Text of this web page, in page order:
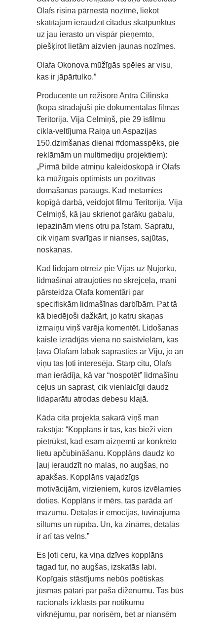
Olafs risina pārnestā nozīmē, liekot
skatītājam ieraudzīt citādus skatpunktus
uz jau ierasto un vispār pieņemto,
piešķirot lietām aizvien jaunas nozīmes.
Olafa Okonova mūžīgās spēles ar visu,
kas ir jāpārtulko.”
Producente un režisore Antra Cilinska
(kopā strādājuši pie dokumentālās filmas
Teritorija. Vija Celmiņš, pie 29 īsfilmu
cikla-veltījuma Raiņa un Aspazijas
150.dzimšanas dienai #domasspēks, pie
reklāmām un multimediju projektiem):
„Pirmā bilde atmiņu kaleidoskopā ir Olafs
kā mūžīgais optimists un pozitīvās
domāšanas paraugs. Kad metāmies
kopīgā darbā, veidojot filmu Teritorija. Vija
Celmiņš, kā jau skrienot garāku gabalu,
iepazinām viens otru pa īstam. Sapratu,
cik viņam svarīgas ir nianses, sajūtas,
noskaņas.
Kad lidojām otrreiz pie Vijas uz Ņujorku,
lidmašīnai atraujoties no skrejceļa, mani
pārsteidza Olafa komentāri par
specifiskām lidmašīnas darbībām. Pat tā
kā biedējoši dažkārt, jo katru skaņas
izmaiņu viņš varēja komentēt. Lidošanas
kaisle izrādījās viena no saistvielām, kas
ļāva Olafam labāk saprasties ar Viju, jo arī
viņu tas ļoti interesēja. Starp citu, Olafs
man ierādīja, kā var “nospotēt” lidmašīnu
ceļus un saprast, cik vienlaicīgi daudz
lidaparātu atrodas debesu klajā.
Kāda cita projekta sakarā viņš man
rakstīja: “Kopplāns ir tas, kas bieži vien
pietrūkst, kad esam aizņemti ar konkrēto
lietu apčubināšanu. Kopplāns daudz ko
ļauj ieraudzīt no malas, no augšas, no
apakšas. Kopplāns vajadzīgs
motivācijām, virzieniem, kuros izvēlamies
doties. Kopplāns ir mērs, tas parāda arī
mazumu. Detaļas ir emocijas, tuvinājuma
siltums un rūpība. Un, kā zināms, detaļās
ir arī tas velns.”
Es ļoti ceru, ka viņa dzīves kopplāns
tagad tur, no augšas, izskatās labi.
Kopīgais stāstījums nebūs poētiskas
jūsmas pātari par paša diženumu. Tas būs
racionāls izklāsts par notikumu
virknējumu, par norisēm, bet ar niansēm